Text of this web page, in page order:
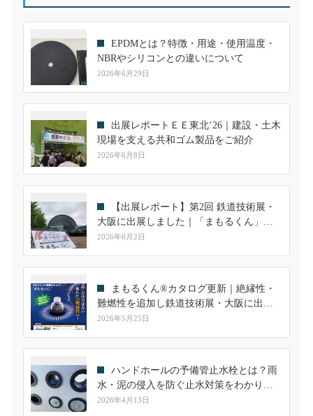
EPDMとは？特徴・用途・使用温度・
NBRやシリコンとの違いについて
2026年6月29日
出展レポートＥＥ東北‘26｜建設・土木
現場を支える共和ゴム製品をご紹介
2026年6月8日
【出展レポート】第2回 鉄道技術展・
大阪に出展しました｜「まもるくん」へ
の高い関心を実感
2026年6月2日
まもるくん®カタログ更新｜絶縁性・
難燃性を追加し鉄道技術展・大阪に出展
します
2026年5月25日
ハンドホールの予備管止水栓とは？雨
水・泥の侵入を防ぐ止水対策をわかりや
すく解説
2026年4月13日